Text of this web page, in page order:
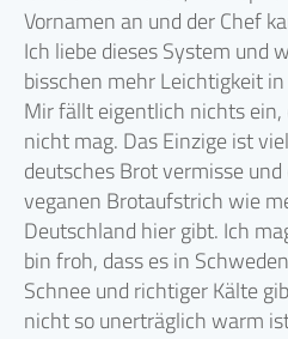
Vornamen an und der Chef
Ich liebe dieses System und
bisschen mehr Leichtigkeit
Mir fällt eigentlich nichts ein,
nicht mag. Das Einzige ist
deutsches Brot vermisse
veganen Brotaufstrich wie
Deutschland hier gibt. Ich
bin froh, dass es in
Schnee und richtiger Kälte
nicht so unerträglich warm